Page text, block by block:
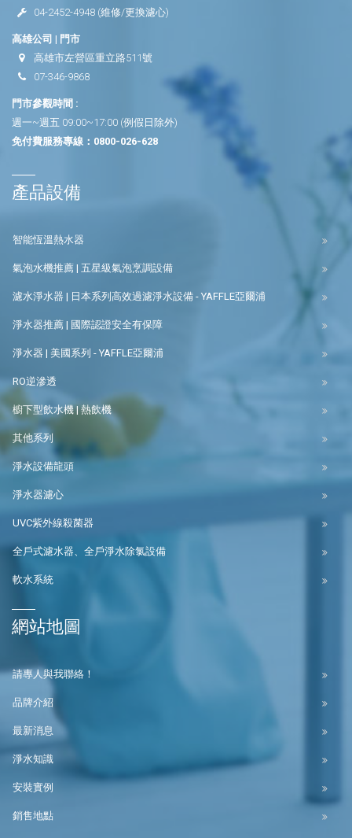
04-2452-4948 (維修/更換濾心)
高雄公司 | 門市
高雄市左營區重立路511號
07-346-9868
門市參觀時間 :
週一~週五 09:00~17:00 (例假日除外)
免付費服務專線： 0800-026-628
產品設備
智能恆溫熱水器
氣泡水機推薦 | 五星級氣泡烹調設備
濾水淨水器 | 日本系列高效過濾淨水設備 - YAFFLE亞爾浦
淨水器推薦 | 國際認證安全有保障
淨水器 | 美國系列 - YAFFLE亞爾浦
RO逆滲透
櫥下型飲水機 | 熱飲機
其他系列
淨水設備龍頭
淨水器濾心
UVC紫外線殺菌器
全戶式濾水器、全戶淨水除氯設備
軟水系統
網站地圖
請專人與我聯絡！
品牌介紹
最新消息
淨水知識
安裝實例
銷售地點